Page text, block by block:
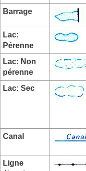
Barrage
Lac:
Pérenne
Lac: Non
pérenne
Lac: Sec
Canal
Ligne